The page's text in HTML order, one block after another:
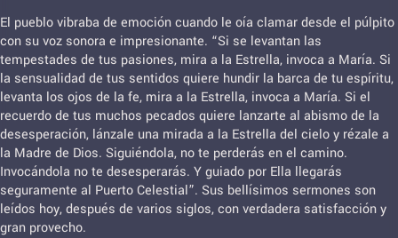
El pueblo vibraba de emoción cuando le oía clamar desde el púlpito
con su voz sonora e impresionante. “Si se levantan las
tempestades de tus pasiones, mira a la Estrella, invoca a María. Si
la sensualidad de tus sentidos quiere hundir la barca de tu espíritu,
levanta los ojos de la fe, mira a la Estrella, invoca a María. Si el
recuerdo de tus muchos pecados quiere lanzarte al abismo de la
desesperación, lánzale una mirada a la Estrella del cielo y rézale a
la Madre de Dios. Siguiéndola, no te perderás en el camino.
Invocándola no te desesperarás. Y guiado por Ella llegarás
seguramente al Puerto Celestial”. Sus bellísimos sermones son
leídos hoy, después de varios siglos, con verdadera satisfacción y
gran provecho.